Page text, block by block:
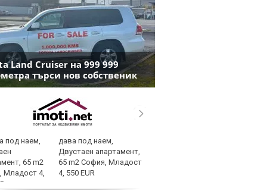
Land Cruiser на 999 999
търси нов собственик
дава под наем,
Двустаен апартамент,
65 m2 София, Младост
4, 550 EUR